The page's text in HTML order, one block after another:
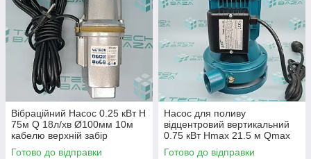
Вібраційний Насос 0.25 кВт H
75м Q 18л/хв Ø100мм 10м
кабелю верхній забір
WETRON (WVM60) (778382)
Готово до відправки
Насос для поливу
відцентровий вертикальний
0.75 кВт Hmax 21.5 м Qmax
190л/хв LEO (БЦПН)
Готово до відправки